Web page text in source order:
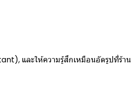
และให้ความรู้สึกเหมือนอัดรูปที่ร้าน